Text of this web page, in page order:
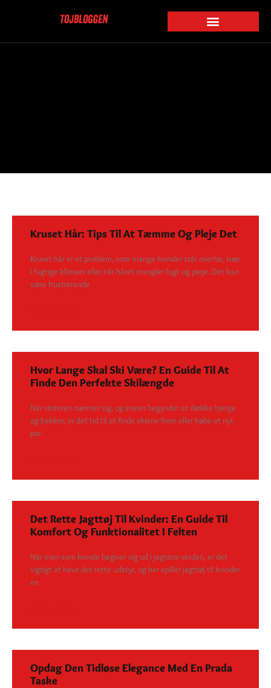
Kruset Hår: Tips Til At Tæmme Og Pleje Det
Kruset hår er et problem, som mange kvinder står overfor, især
i fugtige klimaer eller når håret mangler fugt og pleje. Det kan
være frustrerende
Hvor Lange Skal Ski Være? En Guide Til At
Finde Den Perfekte Skilængde
Når vinteren nærmer sig, og sneen begynder at dække bjerge
og bakker, er det tid til at finde skiene frem eller købe et nyt
par.
Det Rette Jagttøj Til Kvinder: En Guide Til
Komfort Og Funktionalitet I Felten
Når man som kvinde begiver sig ud i jagtens verden, er det
vigtigt at have det rette udstyr, og her spiller jagttøj til kvinder
en
Opdag Den Tidløse Elegance Med En Prada
Taske